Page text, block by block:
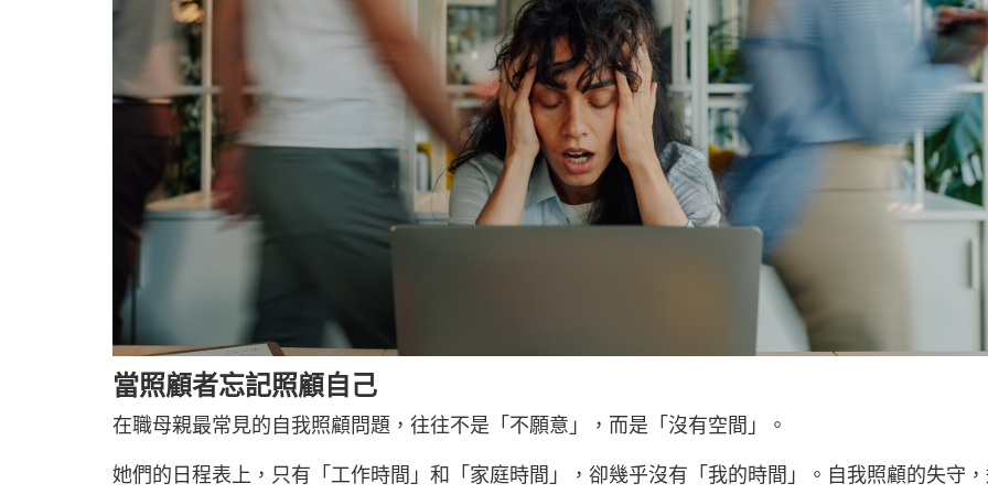
當照顧者忘記照顧自己
在職母親最常見的自我照顧問題，往往不是「不願意」，而是「沒有空間」。
她們的日程表上，只有「工作時間」和「家庭時間」，卻幾乎沒有「我的時間」。自我照顧的失守